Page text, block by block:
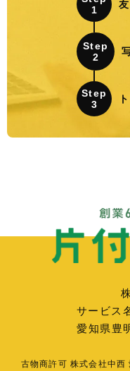
1
Step
2
Step
3
サービス
愛知県豊
古物商許可 株式会社中